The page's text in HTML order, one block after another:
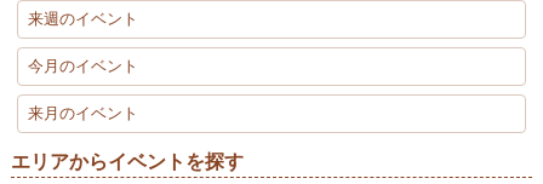
来週のイベント
今月のイベント
来月のイベント
エリアからイベントを探す